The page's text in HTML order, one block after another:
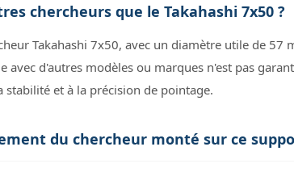
chercheurs que le Takahashi 7x50 ?
Takahashi 7x50, avec un diamètre utile de
avec d'autres modèles ou marques n'est pas
et à la précision de pointage.
du chercheur monté sur ce